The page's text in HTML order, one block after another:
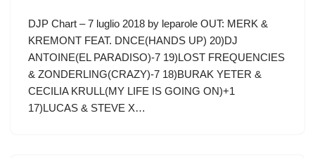
DJP Chart – 7 luglio 2018 by leparole OUT: MERK &
KREMONT FEAT. DNCE(HANDS UP) 20)DJ
ANTOINE(EL PARADISO)-7 19)LOST FREQUENCIES
& ZONDERLING(CRAZY)-7 18)BURAK YETER &
CECILIA KRULL(MY LIFE IS GOING ON)+1
17)LUCAS & STEVE X…